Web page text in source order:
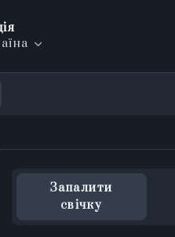
Запалити
свічку